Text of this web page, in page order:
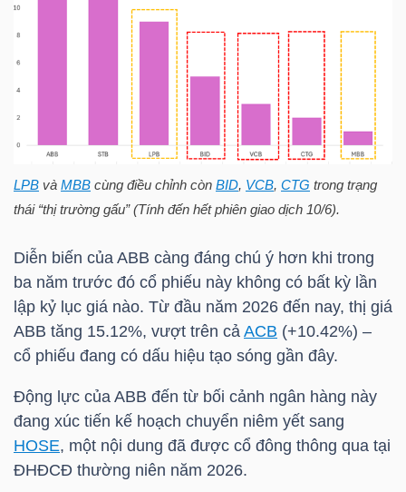
LPB và MBB cùng điều chỉnh còn BID, VCB, CTG trong trạng
thái “thị trường gấu” (Tính đến hết phiên giao dịch 10/6).
Diễn biến của ABB càng đáng chú ý hơn khi trong
ba năm trước đó cổ phiếu này không có bất kỳ lần
lập kỷ lục giá nào. Từ đầu năm 2026 đến nay, thị giá
ABB tăng 15.12%, vượt trên cả ACB (+10.42%) –
cổ phiếu đang có dấu hiệu tạo sóng gần đây.
Động lực của ABB đến từ bối cảnh ngân hàng này
đang xúc tiến kế hoạch chuyển niêm yết sang
HOSE, một nội dung đã được cổ đông thông qua tại
ĐHĐCĐ thường niên năm 2026.
NHÂN
TÍCH
VIETSTOCKFINANCE
VĨ
MÔ